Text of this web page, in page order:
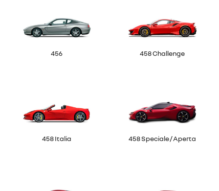
456 458 Challenge
458 Italia 458 Speciale / Aperta